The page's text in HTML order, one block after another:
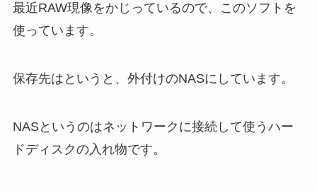
最近RAW現像をかじっているので、このソフトを
使っています。
保存先はというと、外付けのNASにしています。
NASというのはネットワークに接続して使うハー
ドディスクの入れ物です。